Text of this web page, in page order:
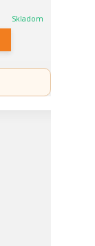
Skladom